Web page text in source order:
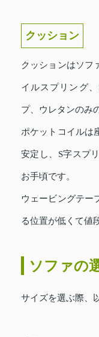
クッション
クッションはソフ
イルスプリング
プ、ウレタンのみ
ポケットコイルは
安定し、S字スプ
お手頃です。
ウェービングテー
る位置が低くて値
ソファの
サイズを選ぶ際、